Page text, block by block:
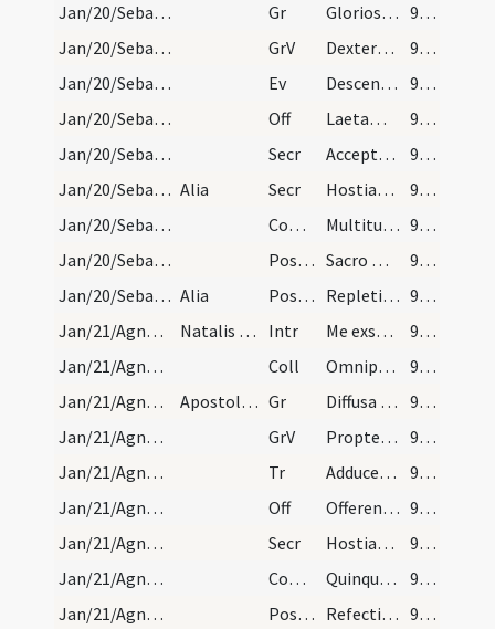
Jan/20/Sebastianus, Fabianus/M2/Mass Propers
Gr Gloriosus Deus
92 (10v)
Jan/20/Sebastianus, Fabianus/M2/Mass Propers
GrV Dextera tua Domine
92 (10v)
Jan/20/Sebastianus, Fabianus/M2/Mass Propers
Ev Descendens Iesus de monte
93 (11r)
Jan/20/Sebastianus, Fabianus/M2/Mass Propers
Off Laetamini in Domino
93 (11r)
Jan/20/Sebastianus, Fabianus/M2/Mass Propers/1
Secr Accepta sit in conspectu tuo ... sollemnitate defertur.
93 (11r)
Jan/20/Sebastianus, Fabianus/M2/Mass Propers/2 Alia Secr Hostias tibi Domine beati martyris tui Fabiani ... pervenire subsidium.
93 (11r)
Jan/20/Sebastianus, Fabianus/M2/Mass Propers
Comm Multitudo languentium
93 (11r)
Jan/20/Sebastianus, Fabianus/M2/Mass Propers/1
Postcomm Sacro munere satiati supplices te Domine ... sentiamus augmentum.
93 (11r)
Jan/20/Sebastianus, Fabianus/M2/Mass Propers/2 Alia Postcomm Repleti participatione muneris sacris ... sentiamus effectu.
93 (11r)
Jan/21/Agnes/M2/Mass Propers
Natalis sanctae Agnes virginis et martyris Intr Me exspectaverunt
93 (11r)
Jan/21/Agnes/M2/Mass Propers
Coll Omnipotens sempiterne Deus qui infirma mundi eligis
93 (11r)
Jan/21/Agnes/M2/Mass Propers
Apostolum evangelium require in natale virginum Gr Diffusa est gratia
94 (11v)
Jan/21/Agnes/M2/Mass Propers
GrV Propter veritatem
94 (11v)
Jan/21/Agnes/M2/Mass Propers
Tr Adducentur regi virgines
94 (11v)
Jan/21/Agnes/M2/Mass Propers
Off Offerentur regi virgines
94 (11v)
Jan/21/Agnes/M2/Mass Propers
Secr Hostias Domine quas tibi offerimus propitius suscipe ... peccatorum nostrorum absolve.
94 (11v)
Jan/21/Agnes/M2/Mass Propers
Comm Quinque prudentes
94 (11v)
Jan/21/Agnes/M2/Mass Propers
Postcomm Refecti cibo potuque caelesti Deus noster te supplices exoramus ... muniamur et precibus.
94 (11v)